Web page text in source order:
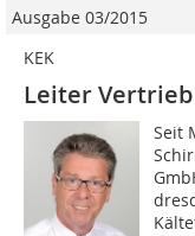
Ausgabe 03/2015
KEK
Leiter Vertrieb
Seit